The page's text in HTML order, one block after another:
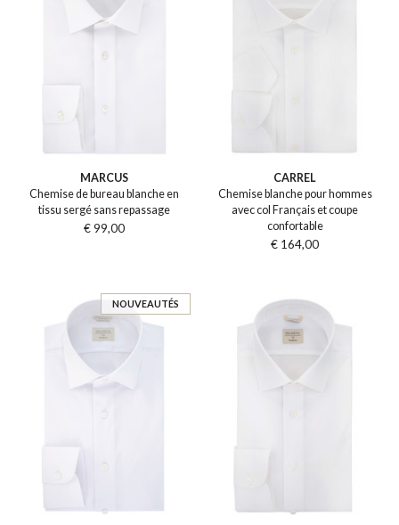
MARCUS
Chemise de bureau blanche en
tissu sergé sans repassage
€ 99,00
CARREL
Chemise blanche pour hommes
avec col Français et coupe
confortable
€ 164,00
NOUVEAUTÉS